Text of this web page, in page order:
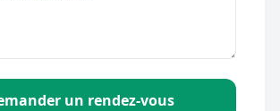
un rendez-vous